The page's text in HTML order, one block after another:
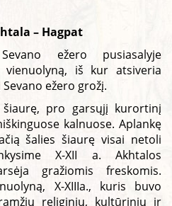
– Hagpat
ežero pusiasalyje
vienuolyną, iš kur atsiveria
ežero grožį.
pro garsųjį kurortinį
kalnuose. Aplankę
šalies šiaurę visai netoli
X-XII a. Akhtalos
gražiomis freskomis.
X-XIIIa., kuris buvo
religinių, kultūrinių ir